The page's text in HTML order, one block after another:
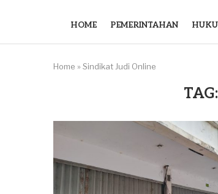
HOME PEMERINTAHAN
Home » Sindikat Judi Online
TAG: